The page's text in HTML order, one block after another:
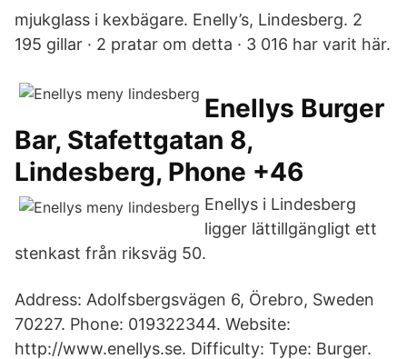
mjukglass i kexbägare. Enelly’s, Lindesberg. 2
195 gillar · 2 pratar om detta · 3 016 har varit här.
Enellys Burger
Bar, Stafettgatan 8,
Lindesberg, Phone +46
Enellys i Lindesberg
ligger lättillgängligt ett
stenkast från riksväg 50.
Address: Adolfsbergsvägen 6, Örebro, Sweden
70227. Phone: 019322344. Website:
http://www.enellys.se. Difficulty: Type: Burger.